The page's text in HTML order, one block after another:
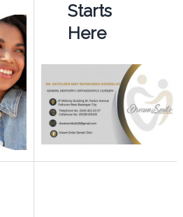
Starts
Here